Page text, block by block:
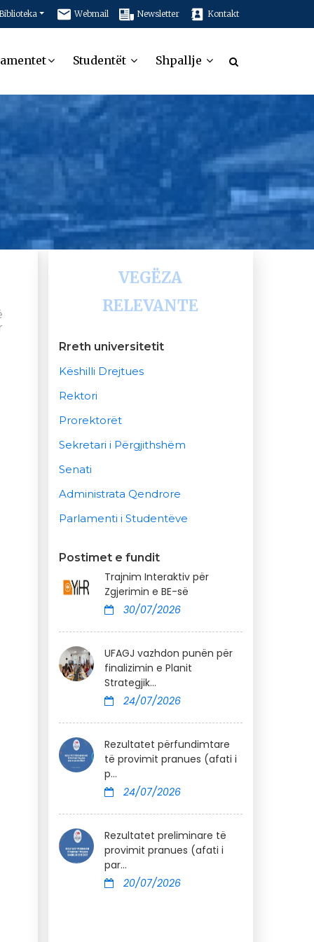
Webmail Newsletter Kontakt
Studentët Shpallje
VEGËZA
RELEVANTE
Rreth universitetit
Këshilli Drejtues
Rektori
Prorektorët
Sekretari i Përgjithshëm
Senati
Administrata Qendrore
Parlamenti i Studentëve
Postimet e fundit
Trajnim Interaktiv për
Zgjerimin e BE-së
30/07/2026
UFAGJ vazhdon punën për
finalizimin e Planit
Strategjik...
24/07/2026
Rezultatet përfundimtare
të provimit pranues (afati i
p...
24/07/2026
Rezultatet preliminare të
provimit pranues (afati i
par...
20/07/2026